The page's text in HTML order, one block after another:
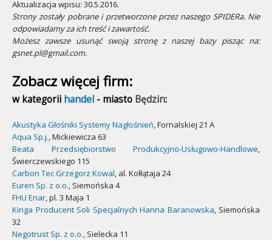
Aktualizacja wpisu: 30.5.2016.
Strony zostały pobrane i przetworzone przez naszego SPIDERa. Nie
odpowiadamy za ich treść i zawartość.
Możesz zawsze usunąć swoją stronę z naszej bazy pisząc na:
gsnet.pl@gmail.com.
Zobacz więcej firm:
w kategorii handel - miasto Będzin:
Akustyka Głośniki Systemy Nagłośnień, Fornalskiej 21 A
Aqua Sp.j., Mickiewicza 63
Beata Przedsiębiorstwo Produkcyjno-Usługowo-Handlowe,
Świerczewskiego 115
Carbon Tec Grzegorz Kowal, al. Kołłątaja 24
Euren Sp. z o.o., Siemońska 4
FHU Enar, pl. 3 Maja 1
Kinga Producent Soli Specjalnych Hanna Baranowska, Siemońska
32
Negotrust Sp. z o.o., Sielecka 11